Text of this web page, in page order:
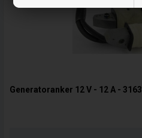
Generatoranker 12 V - 12 A -